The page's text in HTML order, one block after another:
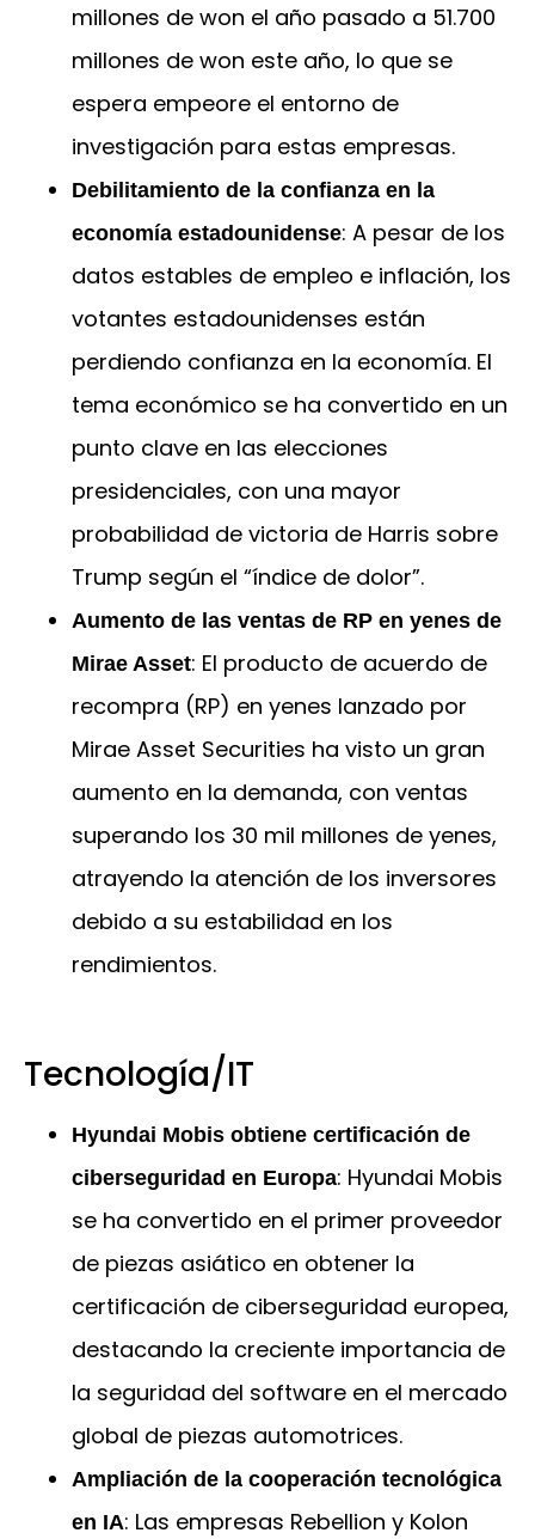
millones de won el año pasado a 51.700
millones de won este año, lo que se
espera empeore el entorno de
investigación para estas empresas.
Debilitamiento de la confianza en la
economía estadounidense: A pesar de los
datos estables de empleo e inflación, los
votantes estadounidenses están
perdiendo confianza en la economía. El
tema económico se ha convertido en un
punto clave en las elecciones
presidenciales, con una mayor
probabilidad de victoria de Harris sobre
Trump según el “índice de dolor”.
Aumento de las ventas de RP en yenes de
Mirae Asset: El producto de acuerdo de
recompra (RP) en yenes lanzado por
Mirae Asset Securities ha visto un gran
aumento en la demanda, con ventas
superando los 30 mil millones de yenes,
atrayendo la atención de los inversores
debido a su estabilidad en los
rendimientos.
Tecnología/IT
Hyundai Mobis obtiene certificación de
ciberseguridad en Europa: Hyundai Mobis
se ha convertido en el primer proveedor
de piezas asiático en obtener la
certificación de ciberseguridad europea,
destacando la creciente importancia de
la seguridad del software en el mercado
global de piezas automotrices.
Ampliación de la cooperación tecnológica
en IA: Las empresas Rebellion y Kolon